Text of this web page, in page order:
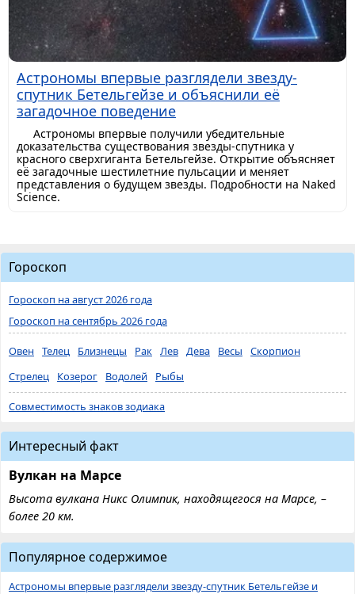
Астрономы впервые разглядели звезду-
спутник Бетельгейзе и объяснили её
загадочное поведение
Астрономы впервые получили убедительные
доказательства существования звезды-спутника у
красного сверхгиганта Бетельгейзе. Открытие объясняет
её загадочные шестилетние пульсации и меняет
представления о будущем звезды. Подробности на Naked
Science.
Гороскоп
Гороскоп на август 2026 года
Гороскоп на сентябрь 2026 года
Овен Телец Близнецы Рак Лев Дева Весы
Скорпион
Стрелец
Козерог Водолей Рыбы
Совместимость знаков зодиака
Интересный факт
Вулкан на Марсе
Высота вулкана Никс Олимпик, находящегося на Марсе, –
более 20 км.
Популярное содержимое
Астрономы впервые разглядели звезду-спутник Бетельгейзе и